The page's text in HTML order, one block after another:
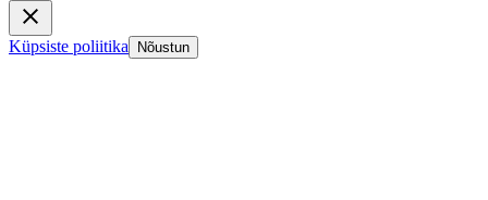
Küpsiste poliitika Nõustun